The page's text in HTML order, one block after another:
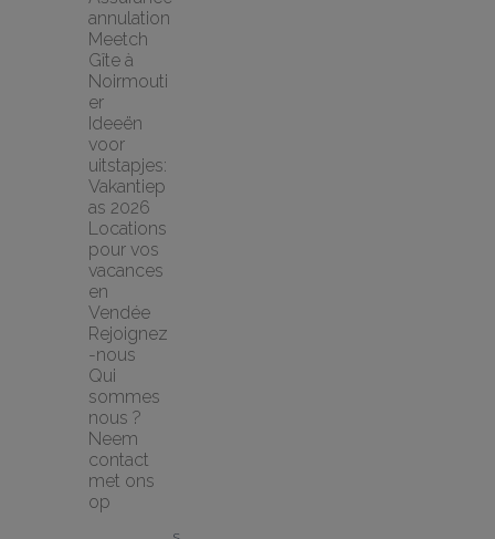
annulation
Meetch
Gîte à
Noirmouti
er
Ideeën
voor
uitstapjes:
Vakantiep
as 2026
Locations
pour vos
vacances
en
Vendée
Rejoignez
-nous
Qui
sommes
nous ?
Neem
contact
met ons
op